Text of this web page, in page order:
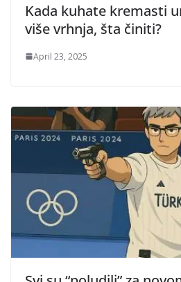
Kada kuhate kremasti
više vrhnja, šta činiti?
April 23, 2025